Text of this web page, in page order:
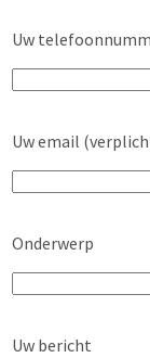
Uw
Uw email
Onderwerp
Uw bericht